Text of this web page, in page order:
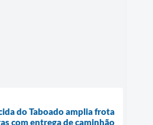
do Taboado amplia frota
com entrega de caminhão